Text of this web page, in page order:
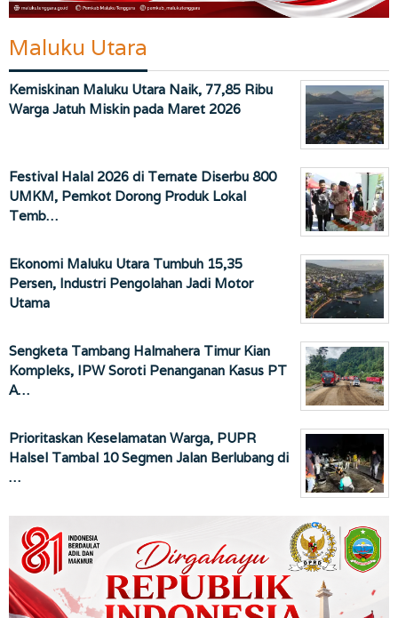
Maluku Utara
Kemiskinan Maluku Utara Naik, 77,85 Ribu
Warga Jatuh Miskin pada Maret 2026
Festival Halal 2026 di Ternate Diserbu 800
UMKM, Pemkot Dorong Produk Lokal
Temb…
Ekonomi Maluku Utara Tumbuh 15,35
Persen, Industri Pengolahan Jadi Motor
Utama
Sengketa Tambang Halmahera Timur Kian
Kompleks, IPW Soroti Penanganan Kasus PT
A…
Prioritaskan Keselamatan Warga, PUPR
Halsel Tambal 10 Segmen Jalan Berlubang di
…